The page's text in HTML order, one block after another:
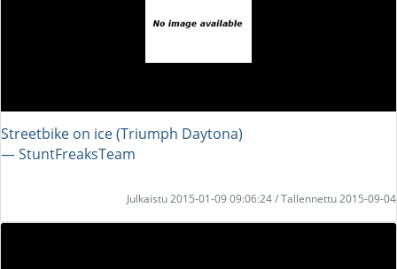
Streetbike on ice (Triumph Daytona)
― StuntFreaksTeam
Julkaistu 2015-01-09 09:06:24 / Tallennettu 2015-09-04